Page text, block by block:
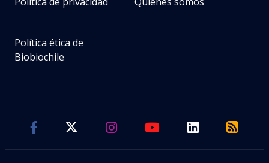
Política ética de
Biobiochile